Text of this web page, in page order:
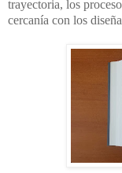
trayectoria, los
cercanía con los